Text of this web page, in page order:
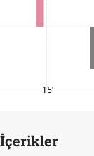
15'
İçerikler